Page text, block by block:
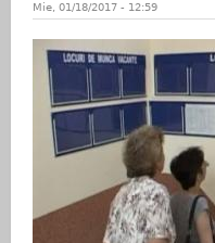
Mie, 01/18/2017 - 12:59